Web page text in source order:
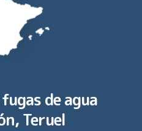
de agua
Teruel